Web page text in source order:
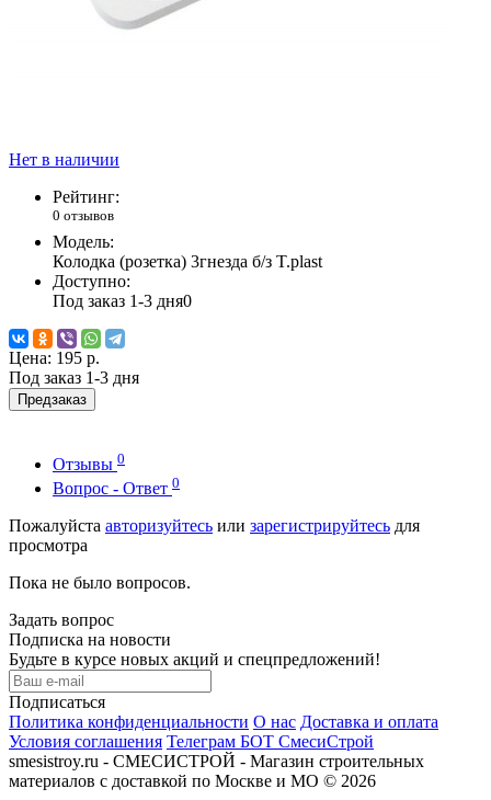
Нет в наличии
Рейтинг:
0 отзывов
Модель:
Колодка (розетка) 3гнезда б/з T.plast
Доступно:
Под заказ 1-3 дня0
Цена: 195 р.
Под заказ 1-3 дня
Предзаказ
Отзывы 0
Вопрос - Ответ 0
Пожалуйста авторизуйтесь или зарегистрируйтесь для
просмотра
Пока не было вопросов.
Задать вопрос
Подписка на новости
Будьте в курсе новых акций и спецпредложений!
Подписаться
Политика конфиденциальности О нас Доставка и оплата
Условия соглашения Телеграм БОТ СмесиСтрой
smesistroy.ru - СМЕСИСТРОЙ - Магазин строительных
материалов с доставкой по Москве и МО © 2026